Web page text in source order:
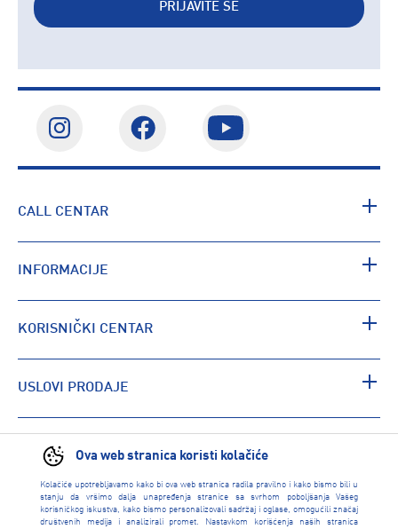
Ova web stranica koristi kolačiće
Kolačiće upotrebljavamo kako bi ova web stranica radila pravilno i kako bismo bili u
stanju da vršimo dalja unapređenja stranice sa svrhom poboljšanja Vašeg
korisničkog iskustva, kako bismo personalizovali sadržaj i oglase, omogućili značaj
društvenih medija i analizirali promet. Nastavkom korišćenja naših stranica
PRIJAVITE SE
CALL CENTAR
INFORMACIJE
KORISNIČKI CENTAR
USLOVI PRODAJE
PRONAĐI RADNJU